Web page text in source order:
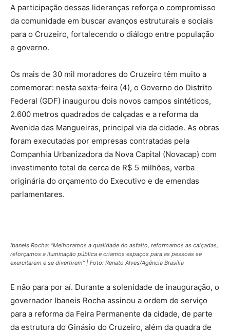
A participação dessas lideranças reforça o compromisso
da comunidade em buscar avanços estruturais e sociais
para o Cruzeiro, fortalecendo o diálogo entre população
e governo.
Os mais de 30 mil moradores do Cruzeiro têm muito a
comemorar: nesta sexta-feira (4), o Governo do Distrito
Federal (GDF) inaugurou dois novos campos sintéticos,
2.600 metros quadrados de calçadas e a reforma da
Avenida das Mangueiras, principal via da cidade. As obras
foram executadas por empresas contratadas pela
Companhia Urbanizadora da Nova Capital (Novacap) com
investimento total de cerca de R$ 5 milhões, verba
originária do orçamento do Executivo e de emendas
parlamentares.
Ibaneis Rocha: “Melhoramos a qualidade do asfalto, reformamos as calçadas,
reforçamos a iluminação pública e criamos espaços para as pessoas se
exercitarem e se divertirem” | Foto: Renato Alves/Agência Brasília
E não para por aí. Durante a solenidade de inauguração, o
governador Ibaneis Rocha assinou a ordem de serviço
para a reforma da Feira Permanente da cidade, de parte
da estrutura do Ginásio do Cruzeiro, além da quadra de